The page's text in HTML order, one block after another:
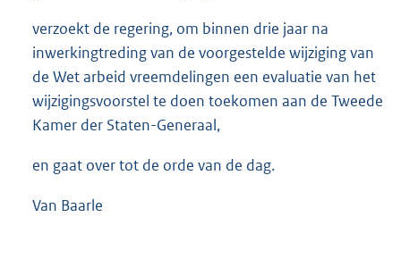
verzoekt de regering, om binnen drie jaar na
inwerkingtreding van de voorgestelde wijziging van
de Wet arbeid vreemdelingen een evaluatie van het
wijzigingsvoorstel te doen toekomen aan de Tweede
Kamer der Staten-Generaal,
en gaat over tot de orde van de dag.
Van Baarle